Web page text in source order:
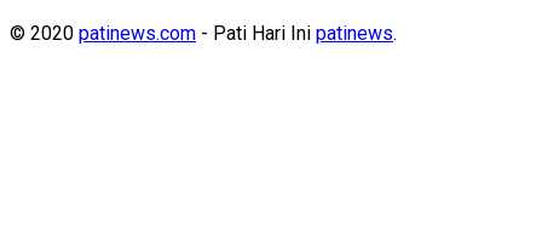
© 2020 patinews.com - Pati Hari Ini patinews.